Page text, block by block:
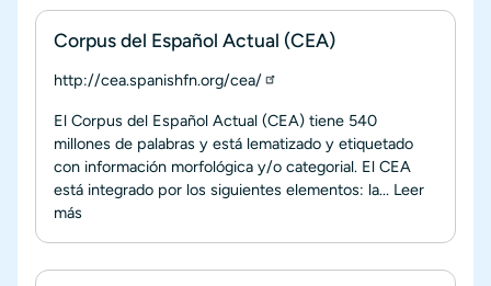
Corpus del Español Actual (CEA)
http://cea.spanishfn.org/cea/
El Corpus del Español Actual (CEA) tiene 540
millones de palabras y está lematizado y etiquetado
con información morfológica y/o categorial. El CEA
está integrado por los siguientes elementos: la... Leer
más